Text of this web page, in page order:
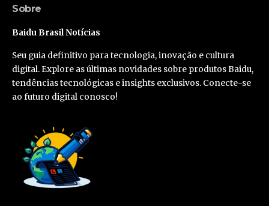
Sobre
Baidu Brasil Notícias
Seu guia definitivo para tecnologia, inovação e cultura
digital. Explore as últimas novidades sobre produtos Baidu,
tendências tecnológicas e insights exclusivos. Conecte-se
ao futuro digital conosco!